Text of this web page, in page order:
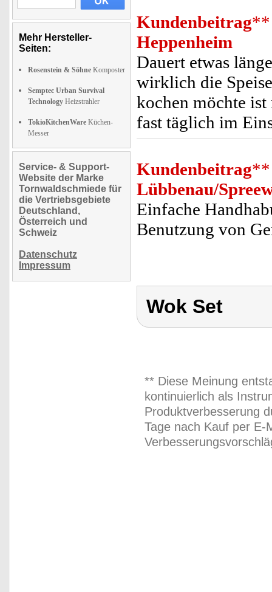
Mehr Hersteller-
Seiten:
Rosenstein & Söhne Komposter
Semptec Urban Survival
Technology Heizstrahler
TokioKitchenWare Küchen-
Messer
Service- & Support-
Website der Marke
Tornwaldschmiede für
die Vertriebsgebiete
Deutschland,
Österreich und
Schweiz
Datenschutz
Impressum
Kundenbeitrag**
Heppenheim
Dauert etwas
wirklich die
kochen möchte
fast täglich im
Kundenbeitrag**
Lübbenau/
Einfache
Benutzung von
Wok Set
** Diese Meinung
kontinuierlich als
Produktverbesserung
Tage nach Kauf per E-